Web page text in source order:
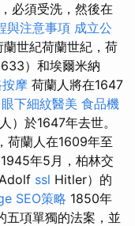
必須受洗，然後在
與注意事項 成立公
蘭世紀荷蘭世紀，荷
）和埃爾米納
摩 荷蘭人將在1647
眼下細紋醫美 食品機
）於1647年去世。
荷蘭人在1609年至
年5月，柏林交
ssl Hitler）的
SEO策略 1850年
五項單獨的法案，並